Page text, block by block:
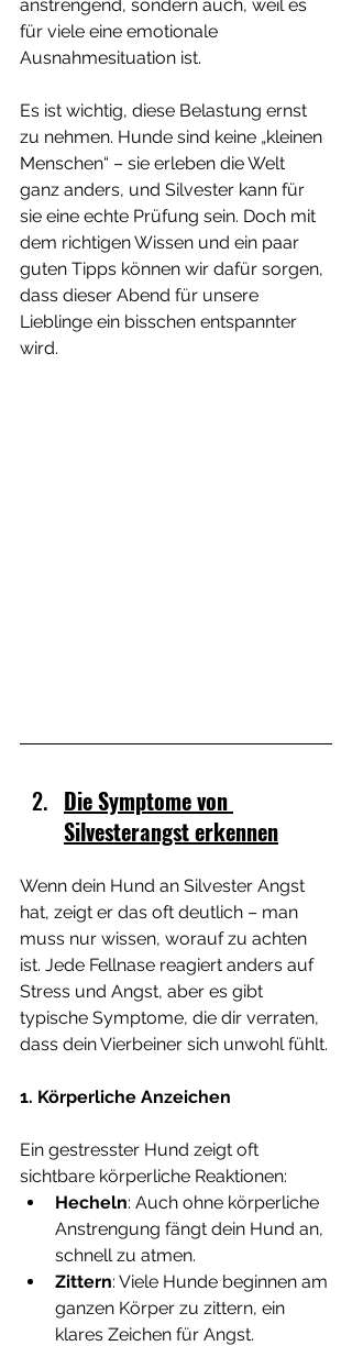
anstrengend, sondern auch, weil es
für viele eine emotionale
Ausnahmesituation ist.
Es ist wichtig, diese Belastung ernst
zu nehmen. Hunde sind keine „kleinen
Menschen“ – sie erleben die Welt
ganz anders, und Silvester kann für
sie eine echte Prüfung sein. Doch mit
dem richtigen Wissen und ein paar
guten Tipps können wir dafür sorgen,
dass dieser Abend für unsere
Lieblinge ein bisschen entspannter
wird.
Die Symptome von
Silvesterangst erkennen
Wenn dein Hund an Silvester Angst
hat, zeigt er das oft deutlich – man
muss nur wissen, worauf zu achten
ist. Jede Fellnase reagiert anders auf
Stress und Angst, aber es gibt
typische Symptome, die dir verraten,
dass dein Vierbeiner sich unwohl fühlt.
1. Körperliche Anzeichen
Ein gestresster Hund zeigt oft
sichtbare körperliche Reaktionen:
Hecheln: Auch ohne körperliche
Anstrengung fängt dein Hund an,
schnell zu atmen.
Zittern: Viele Hunde beginnen am
ganzen Körper zu zittern, ein
klares Zeichen für Angst.